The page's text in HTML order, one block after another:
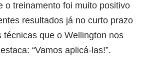
o treinamento foi muito positivo
resultados já no curto prazo
técnicas que o Wellington nos
“Vamos aplicá-las!”.